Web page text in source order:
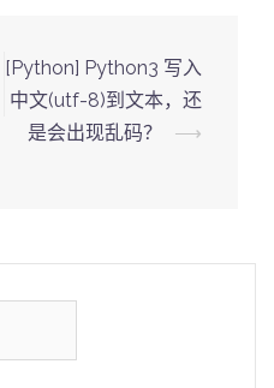
[Python] Python3 写入
中文(utf-8)到文本，还
是会出现乱码？
⟶